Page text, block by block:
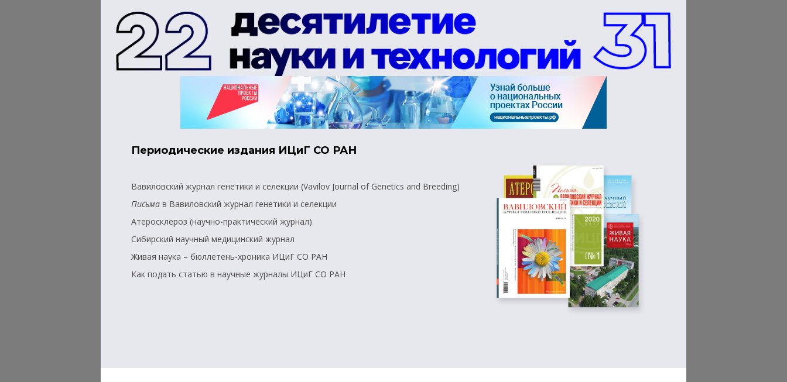
Периодические издания ИЦиГ СО РАН
Вавиловский журнал генетики и селекции (Vavilov Journal of Genetics and Breeding)
Письма в Вавиловский журнал генетики и селекции
Атеросклероз (научно-практический журнал)
Сибирский научный медицинский журнал
Живая наука – бюллетень-хроника ИЦиГ СО РАН
Как подать статью в научные журналы ИЦиГ СО РАН